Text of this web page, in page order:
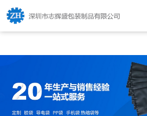
50%，对各类异型产品具有恰到好处的塑性能力，包装
独特隔氧层，..." />